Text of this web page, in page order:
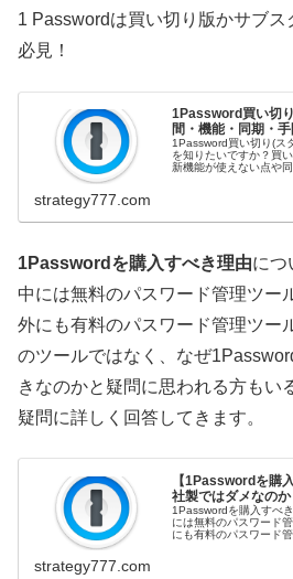
1 Passwordは買い切り版かサブ
必見！
1Password買い切
間・機能・同期・手
1Password買い切り(ス
を知りたいですか？買
新機能が使えない点や
strategy777.com
1Passwordを購入すべき理由につ
中には無料のパスワード管理ツー
外にも有料のパスワード管理ツー
のツールではなく、なぜ
きなのかと疑問に思われる方もい
疑問に詳しく回答してきます。
【1Passwordを購
社製ではダメなのか
1Passwordを購入すべ
には無料のパスワード
にも有料のパスワード
strategy777.com